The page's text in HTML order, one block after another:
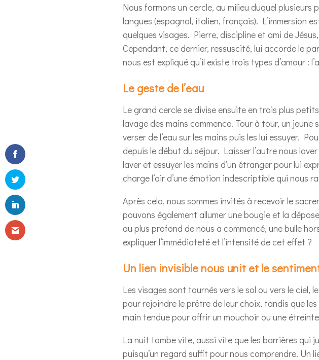
Nous formons un cercle, au milieu duquel
langues (espagnol, italien, français). L’immersion
quelques visages. Pierre, discipline et ami de
Cependant, ce dernier, ressuscité, lui accorde le
nous est expliqué qu’il existe trois types d’amour :
Le geste de l’eau
Le grand cercle se divise ensuite en trois plus
lavage des mains commence. Tour à tour, un
verser de l’eau sur les mains puis les lui essuyer.
depuis le début du séjour. Laisser l’autre nous
laver et essuyer les mains d’un étranger pour lui
charge l’air d’une émotion indescriptible qui nous
Après cela, nous sommes invités à recevoir le
pouvons également allumer une bougie et la
au plus profond de nous a commencé, une bulle
expliquer l’immédiateté et l’intensité de cet effet ?
Un lien invisible nous unit et le
Les visages sont tournés vers le sol ou vers le ciel,
pour rejoindre le prêtre de leur choix, tandis que
main tendue pour offrir un mouchoir ou une
La nuit tombe vite, aussi vite que les barrières qui
puisqu’un regard suffit pour nous comprendre. Un